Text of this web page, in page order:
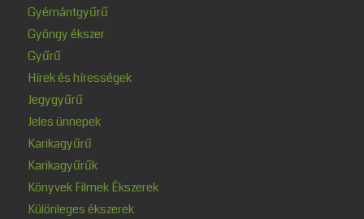
Gyémántgyűrű
Gyöngy ékszer
Gyűrű
Hírek és hírességek
Jegygyűrű
Jeles ünnepek
Karikagyűrű
Karikagyűrűk
Könyvek Filmek Ékszerek
Különleges ékszerek